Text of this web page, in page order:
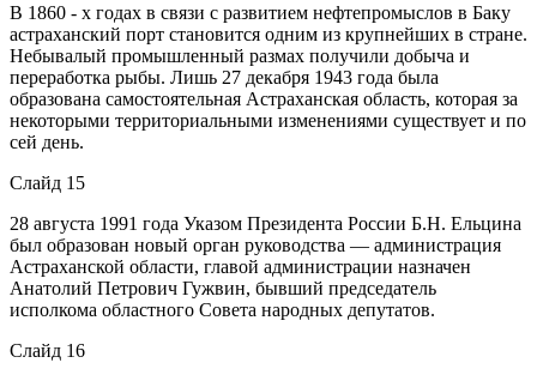
В 1860 - х годах в связи с развитием нефтепромыслов в Баку
астраханский порт становится одним из крупнейших в стране.
Небывалый промышленный размах получили добыча и
переработка рыбы. Лишь 27 декабря 1943 года была
образована самостоятельная Астраханская область, которая за
некоторыми территориальными изменениями существует и по
сей день.
Слайд 15
28 августа 1991 года Указом Президента России Б.Н. Ельцина
был образован новый орган руководства — администрация
Астраханской области, главой администрации назначен
Анатолий Петрович Гужвин, бывший председатель
исполкома областного Совета народных депутатов.
Слайд 16